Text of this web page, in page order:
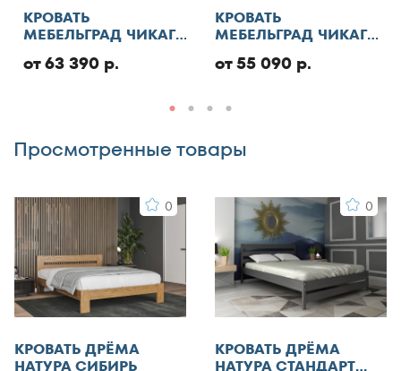
160x200
160x210
160x220
180x190
180x200
180x210
190x200
195x200
200x200
200x220
Отменить
Добавить отзыв
КРОВАТЬ
МЕБЕЛЬГРАД ЧИКАГО
от 63 390 р.
КРОВАТЬ
МЕБЕЛЬГРАД ЧИКАГО
от 55 090 р.
Просмотренные товары
0
КРОВАТЬ ДРЁМА
НАТУРА СИБИРЬ
0
КРОВАТЬ ДРЁМА
НАТУРА СТАНДАРТ